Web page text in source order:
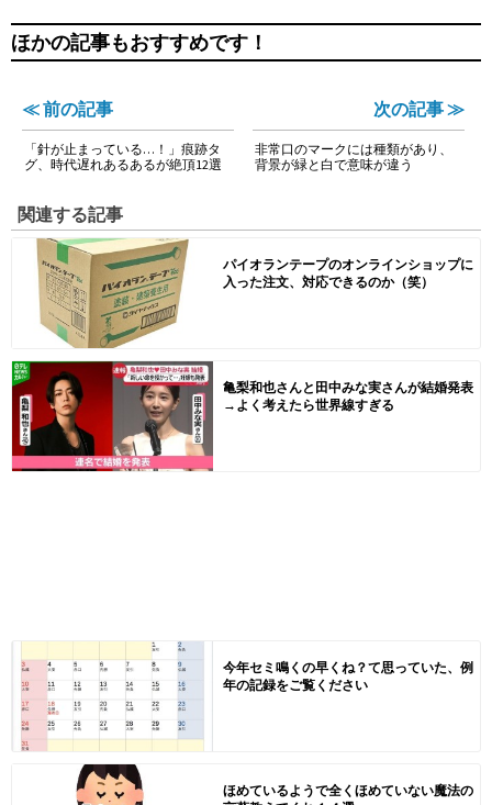
ほかの記事もおすすめです！
≪ 前の記事
「針が止まっている…！」痕跡タ
グ、時代遅れあるあるが絶頂12選
次の記事 ≫
非常口のマークには種類があり、
背景が緑と白で意味が違う
関連する記事
パイオランテープのオンラインショップに
入った注文、対応できるのか（笑）
亀梨和也さんと田中みな実さんが結婚発表
→よく考えたら世界線すぎる
今年セミ鳴くの早くね？て思っていた、例
年の記録をご覧ください
ほめているようで全くほめていない魔法の